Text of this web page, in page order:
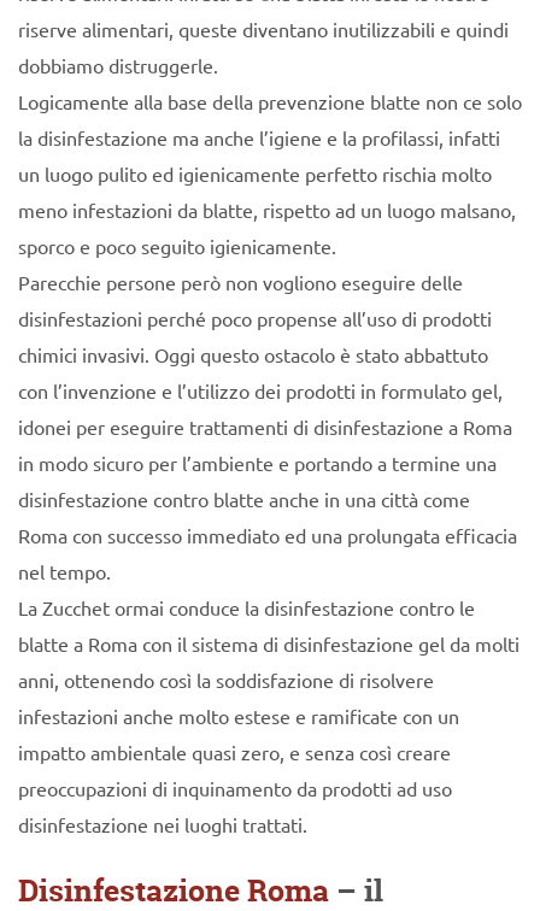
riserve alimentari, queste diventano inutilizzabili e quindi
dobbiamo distruggerle.
Logicamente alla base della prevenzione blatte non ce solo
la disinfestazione ma anche l’igiene e la profilassi, infatti
un luogo pulito ed igienicamente perfetto rischia molto
meno infestazioni da blatte, rispetto ad un luogo malsano,
sporco e poco seguito igienicamente.
Parecchie persone però non vogliono eseguire delle
disinfestazioni perché poco propense all’uso di prodotti
chimici invasivi. Oggi questo ostacolo è stato abbattuto
con l’invenzione e l’utilizzo dei prodotti in formulato gel,
idonei per eseguire trattamenti di disinfestazione a Roma
in modo sicuro per l’ambiente e portando a termine una
disinfestazione contro blatte anche in una città come
Roma con successo immediato ed una prolungata efficacia
nel tempo.
La Zucchet ormai conduce la disinfestazione contro le
blatte a Roma con il sistema di disinfestazione gel da molti
anni, ottenendo così la soddisfazione di risolvere
infestazioni anche molto estese e ramificate con un
impatto ambientale quasi zero, e senza così creare
preoccupazioni di inquinamento da prodotti ad uso
disinfestazione nei luoghi trattati.
Disinfestazione Roma – il